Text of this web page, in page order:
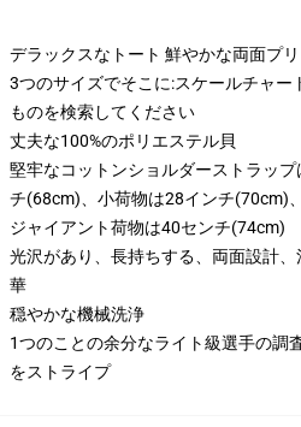
デラックスなトート 鮮やかな両面プ
3つのサイズでそこに:スケールチャー
ものを検索してください
丈夫な100%のポリエステル貝
堅牢なコットンショルダーストラッ
チ(68cm)、小荷物は28インチ(70cm)
ジャイアント荷物は40センチ(74cm)
光沢があり、長持ちする、両面設計
華
穏やかな機械洗浄
1つのことの余分なライト級選手の調
をストライプ